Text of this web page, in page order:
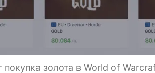
покупка золота в World of